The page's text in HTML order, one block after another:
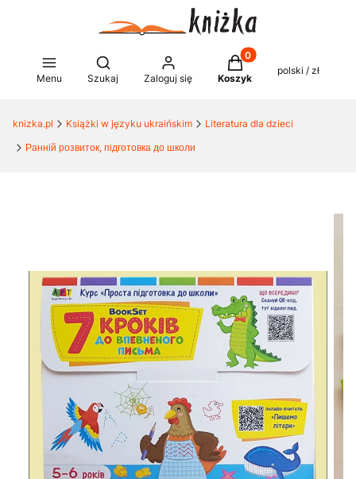
Menu
Otwórz wyszukiwarkę
Szukaj Zaloguj się
Produkty w koszyku:
Koszyk
polski / zł
knizka.pl Książki w języku ukraińskim
Literatura dla dzieci
Ранній розвиток, підготовка до школи